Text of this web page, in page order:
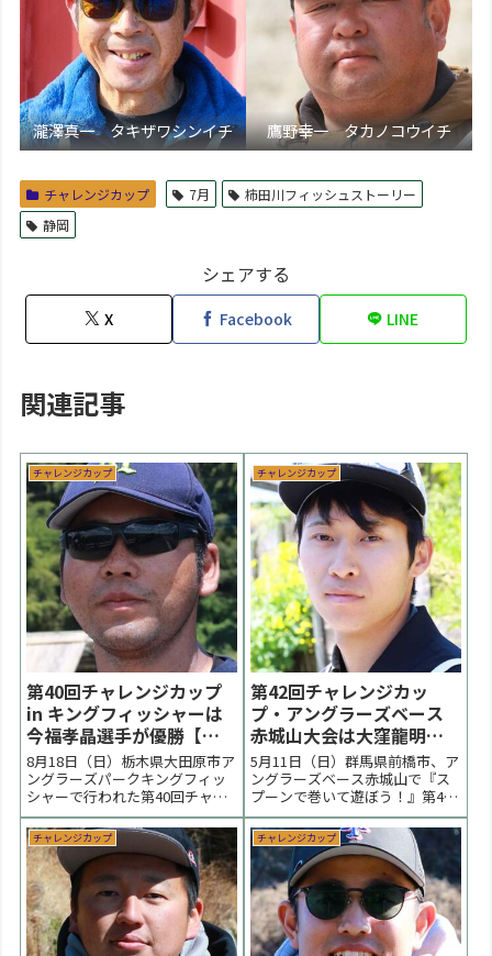
瀧澤真一 タキザワシンイチ 鷹野幸一 タカノコウイチ
チャレンジカップ 7月
柿田川フィッシュストーリー
静岡
シェアする
X Facebook LINE
関連記事
チャレンジカップ
第40回チャレンジカップ
in キングフィッシャーは
今福孝晶選手が優勝【大
会結果】
8月18日（日）栃木県大田原市ア
ングラーズパークキングフィッ
シャーで行われた第40回チャレ
ンジカップの大会の様子をまと
めています。気温32℃の暑さを
感じる１日でしたが水温18℃と
いう良コンディションの中で行
われました。活性が残る状況下
でスプーン中心に強気に攻めた
今福孝晶選手が優勝...
チャレンジカップ
第42回チャレンジカッ
プ・アングラーズベース
赤城山大会は大窪龍明選
手が優勝【大会速報】
5月11日（日）群馬県前橋市、ア
ングラーズベース赤城山で『ス
プーンで巻いて遊ぼう！』第42
回チャレンジカップの大会の様
子をまとめています。予選から
強風が吹き荒れる、風に悩まさ
れるハードなコンディションに
なりました。決勝は高活性鱒が
残る展開となり、大窪龍明選手
が優勝しました。 < ...
チャレンジカップ チャレンジカップ